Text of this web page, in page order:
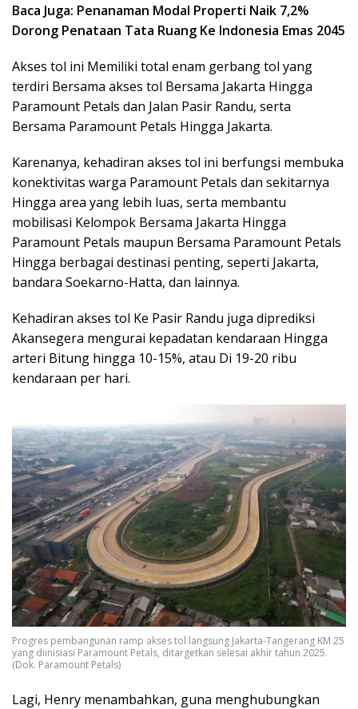
Baca Juga: Penanaman Modal Properti Naik 7,2%
Dorong Penataan Tata Ruang Ke Indonesia Emas 2045
Akses tol ini Memiliki total enam gerbang tol yang
terdiri Bersama akses tol Bersama Jakarta Hingga
Paramount Petals dan Jalan Pasir Randu, serta
Bersama Paramount Petals Hingga Jakarta.
Karenanya, kehadiran akses tol ini berfungsi membuka
konektivitas warga Paramount Petals dan sekitarnya
Hingga area yang lebih luas, serta membantu
mobilisasi Kelompok Bersama Jakarta Hingga
Paramount Petals maupun Bersama Paramount Petals
Hingga berbagai destinasi penting, seperti Jakarta,
bandara Soekarno-Hatta, dan lainnya.
Kehadiran akses tol Ke Pasir Randu juga diprediksi
Akansegera mengurai kepadatan kendaraan Hingga
arteri Bitung hingga 10-15%, atau Di 19-20 ribu
kendaraan per hari.
Progres pembangunan ramp akses tol langsung Jakarta-Tangerang KM 25
yang diinisiasi Paramount Petals, ditargetkan selesai akhir tahun 2025.
(Dok. Paramount Petals)
Lagi, Henry menambahkan, guna menghubungkan